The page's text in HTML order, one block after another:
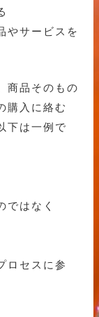
やサービスを
商品そのもの
購入に絡む
下は一例で
はなく
ロセスに参